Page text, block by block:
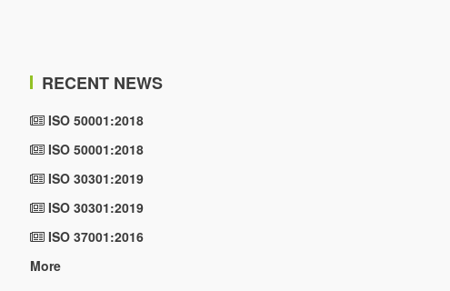
RECENT NEWS
ISO 50001:2018
ISO 50001:2018
ISO 30301:2019
ISO 30301:2019
ISO 37001:2016
More